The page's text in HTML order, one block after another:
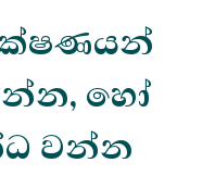
හෝ
වන්න